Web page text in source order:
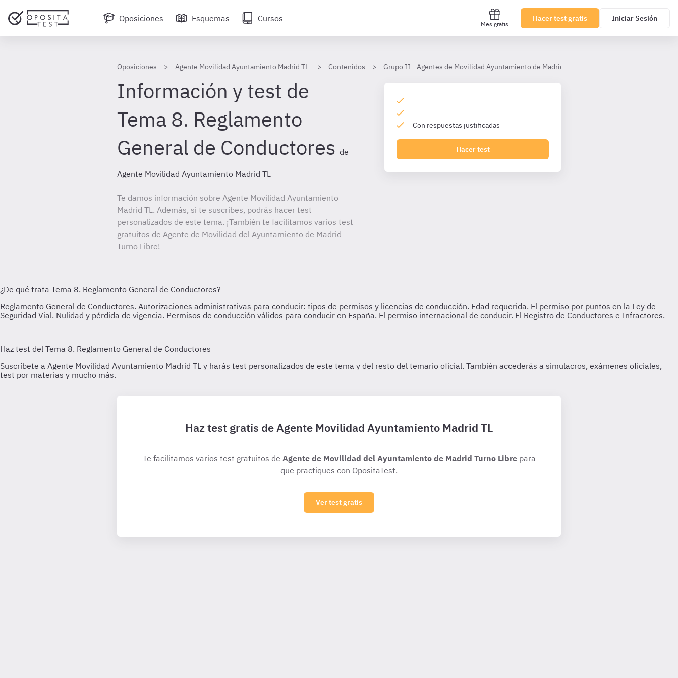
Oposiciones Esquemas Cursos
Mes gratis
Hacer test gratis Iniciar Sesión
Oposiciones Agente Movilidad Ayuntamiento Madrid TL Contenidos Grupo II - Agentes de Movilidad Ayuntamiento de Madrid TL
Información y test de
Tema 8. Reglamento
General de Conductores de
Agente Movilidad Ayuntamiento Madrid TL
Te damos información sobre Agente Movilidad Ayuntamiento
Madrid TL. Además, si te suscribes, podrás hacer test
personalizados de este tema. ¡También te facilitamos varios test
gratuitos de Agente de Movilidad del Ayuntamiento de Madrid
Turno Libre!
Con respuestas justificadas
Hacer test
Haz test gratis de Agente Movilidad Ayuntamiento Madrid TL
Te facilitamos varios test gratuitos de Agente de Movilidad del Ayuntamiento de Madrid Turno Librepara
que practiques con OpositaTest.
Ver test gratis